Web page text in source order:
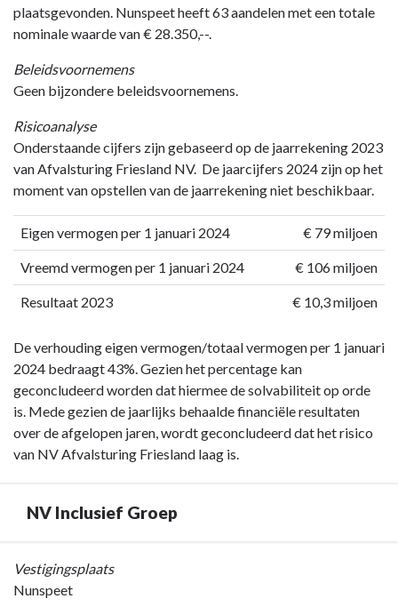
plaatsgevonden. Nunspeet heeft 63 aandelen met een totale
nominale waarde van € 28.350,--.
Beleidsvoornemens
Geen bijzondere beleidsvoornemens.
Risicoanalyse
Onderstaande cijfers zijn gebaseerd op de jaarrekening 2023
van Afvalsturing Friesland NV. De jaarcijfers 2024 zijn op het
moment van opstellen van de jaarrekening niet beschikbaar.
Eigen vermogen per 1 januari 2024 € 79 miljoen
Vreemd vermogen per 1 januari 2024 € 106 miljoen
Resultaat 2023 € 10,3 miljoen
De verhouding eigen vermogen/totaal vermogen per 1 januari
2024 bedraagt 43%. Gezien het percentage kan
geconcludeerd worden dat hiermee de solvabiliteit op orde
is. Mede gezien de jaarlijks behaalde financiële resultaten
over de afgelopen jaren, wordt geconcludeerd dat het risico
van NV Afvalsturing Friesland laag is.
NV Inclusief Groep
Terug
naar
Vestigingsplaats
Nunspeet